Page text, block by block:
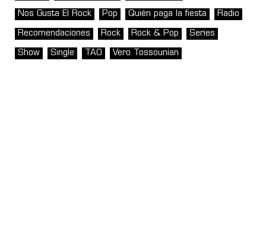
Nos Gusta El Rock Pop Quién paga la fiesta Radio
Recomendaciones Rock Rock & Pop Series
Show Single TAO Vero Tossounian